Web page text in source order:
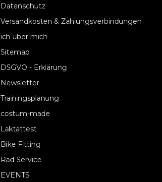
Datenschutz
Versandkosten & Zahlungsverbindungen
ich über mich
Sitemap
DSGVO - Erklärung
Newsletter
Trainingsplanung
costum-made
Laktattest
Bike Fitting
Rad Service
EVENTS